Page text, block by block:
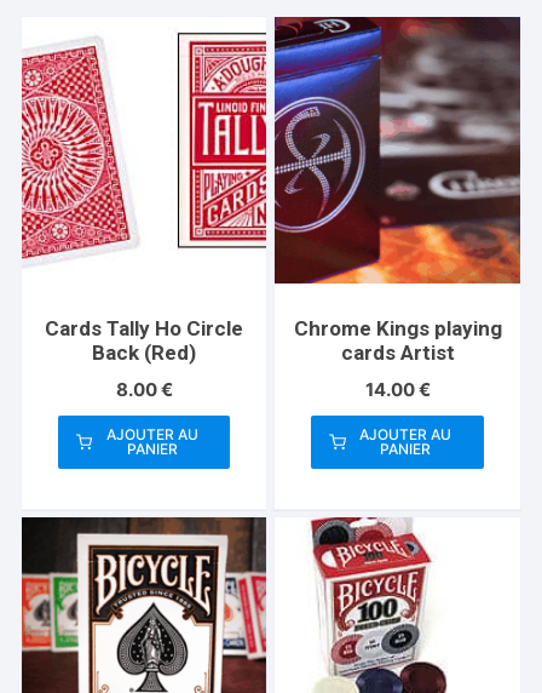
Cards Tally Ho Circle
Back (Red)
8.00€
AJOUTER AU
PANIER
Chrome Kings playing
cards Artist
14.00€
AJOUTER AU
PANIER